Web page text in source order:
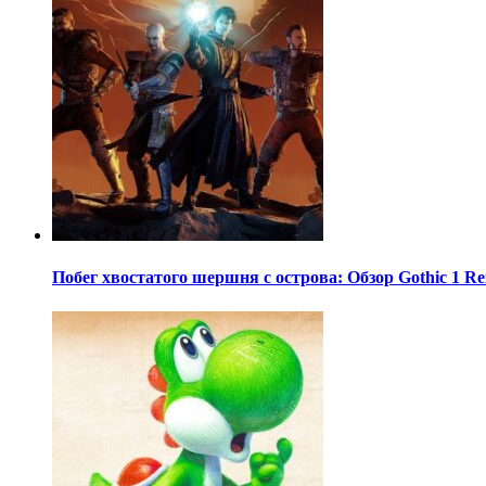
Побег хвостатого шершня с острова: Обзор Gothic 1